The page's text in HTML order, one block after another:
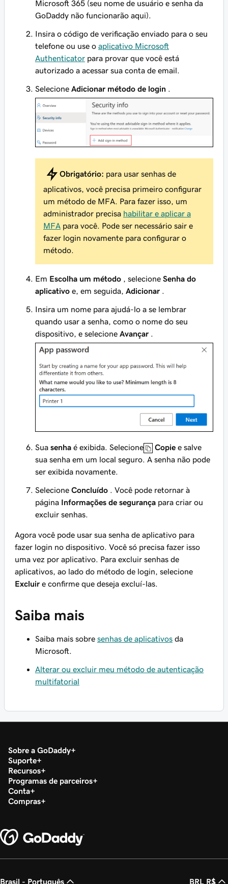
Microsoft 365 (seu nome de usuário e senha da
GoDaddy não funcionarão aqui).
Insira o código de verificação enviado para o seu
telefone ou use o aplicativo Microsoft
Authenticator para provar que você está
autorizado a acessar sua conta de email.
Selecione Adicionar método de login
Obrigatório: para usar senhas de
aplicativos, você precisa primeiro configurar
um método de MFA. Para fazer isso, um
administrador precisa habilitar e aplicar a
MFA para você. Pode ser necessário sair e
fazer login novamente para configurar o
método.
Em Escolha um método , selecione Senha do
aplicativo e, em seguida, Adicionar
Insira um nome para ajudá-lo a se lembrar
quando usar a senha, como o nome do seu
dispositivo, e selecione Avançar
Sua senha é exibida. Selecione Copie e salve
sua senha em um local seguro. A senha não pode
ser exibida novamente.
Selecione Concluído . Você pode retornar à
página Informações de segurança para criar ou
excluir senhas.
Agora você pode usar sua senha de aplicativo para
fazer login no dispositivo. Você só precisa fazer isso
uma vez por aplicativo. Para excluir senhas de
aplicativos, ao lado do método de login, selecione
Excluir e confirme que deseja excluí-las.
Saiba mais
Saiba mais sobre senhas de aplicativos da
Microsoft.
Alterar ou excluir meu método de autenticação
multifatorial
Sobre a GoDaddy
Suporte
Recursos
Programas de parceiros
Conta
Compras
Brasil - Português BRL R$